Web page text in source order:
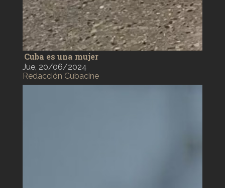
Cuba es una mujer
Jue, 20/06/2024
Redacción Cubacine